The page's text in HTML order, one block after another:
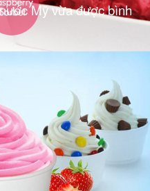
Mỹ vừa được bình